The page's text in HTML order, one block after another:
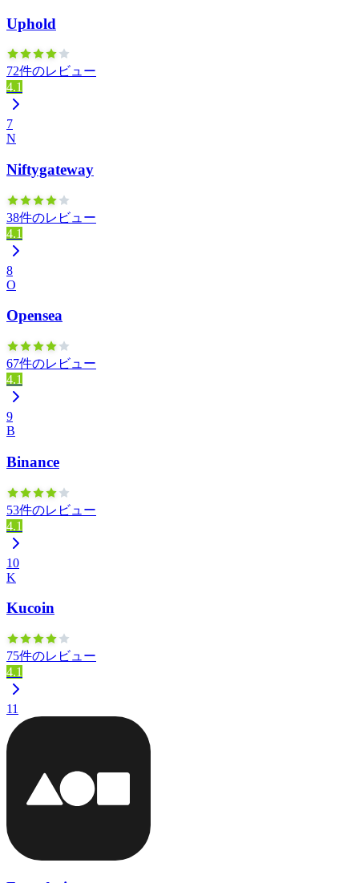
Uphold
72件のレビュー
4.1
7
N
Niftygateway
38件のレビュー
4.1
8
O
Opensea
67件のレビュー
4.1
9
B
Binance
53件のレビュー
4.1
10
K
Kucoin
75件のレビュー
4.1
11